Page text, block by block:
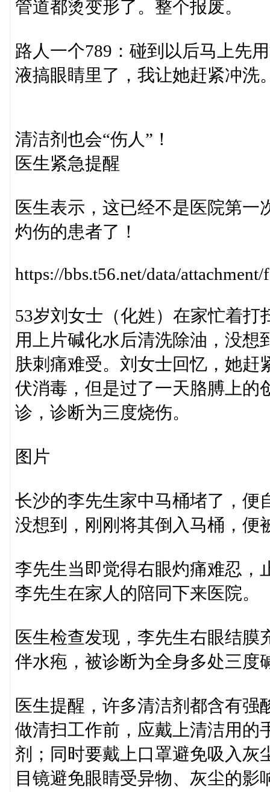
管道都烫变形了。整个报废。
路人一个789：碰到以后马上先
液搞眼睛里了，我让她赶紧冲洗
清洁剂也会“伤人”！
医生紧急提醒
医生表示，这已经不是医院第
灼伤的患者了！
https://bbs.t56.net/data/
53岁刘女士（化姓）在家忙着
用上片碱化水后清洗除油，没想
肤刺痛难受。刘女士回忆，她赶
伏消毒，但是过了一天胳膊上的
诊，诊断为三度烧伤。
图片
长沙的李先生家中马桶堵了，便
没想到，刚刚将其倒入马桶，便
李先生当即觉得右眼灼痛难忍，
李先生在家人的陪同下来医院。
医生检查发现，李先生右眼结
伴水疱，被诊断为全身多处三度
医生提醒，许多清洁剂都含有
做清扫工作前，应戴上清洁用的
剂；同时要戴上口罩避免吸入灰
目镜避免眼睛受异物、灰尘的